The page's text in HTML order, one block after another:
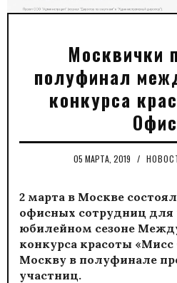
Москвички
полуфинал
конкурса
05 МАРТА, 2019 /
2 марта в Москве
офисных сотрудниц для
юбилейном сезоне
конкурса красоты «Мисс
Москву в полуфинале
участниц.